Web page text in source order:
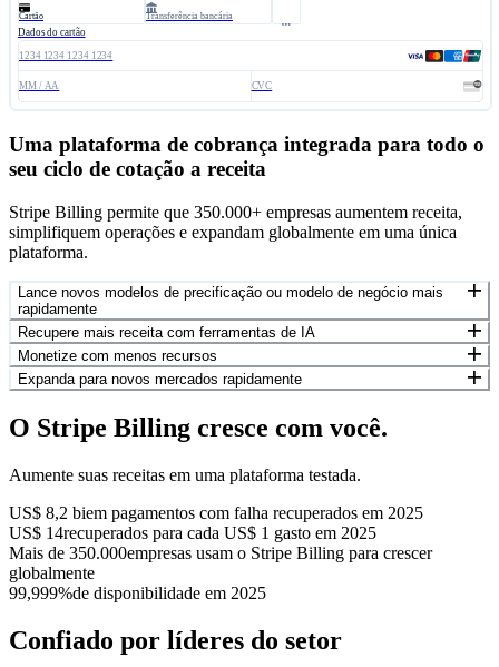
Cartão ​Transferência​ bancária​
Dados do cartão
1234 1234 1234 1234
MM / AA​ CVC
Uma plataforma de cobrança integrada para todo o
seu ciclo de cotação a receita
Stripe Billing permite que 350.000+ empresas aumentem receita,
simplifiquem operações e expandam globalmente em uma única
plataforma.
Lance novos modelos de precificação ou modelo de negócio mais
rapidamente
Recupere mais receita com ferramentas de IA
Monetize com menos recursos
Expanda para novos mercados rapidamente
O Stripe Billing cresce com você.
Aumente suas receitas em uma plataforma testada.
US$ 8,2 biem pagamentos com falha recuperados em 2025
US$ 14recuperados para cada US$ 1 gasto em 2025
Mais de 350.000empresas usam o Stripe Billing para crescer
globalmente
99,999%de disponibilidade em 2025
Confiado por líderes do setor